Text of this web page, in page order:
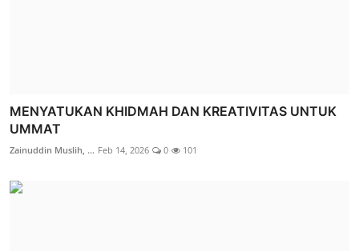
MENYATUKAN KHIDMAH DAN KREATIVITAS UNTUK
UMMAT
Zainuddin Muslih, ... Feb 14, 2026 0 101